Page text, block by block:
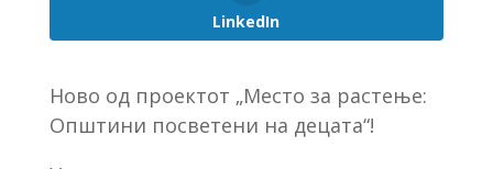
LinkedIn
Ново од проектот „Место за растење:
Општини посветени на децата“!